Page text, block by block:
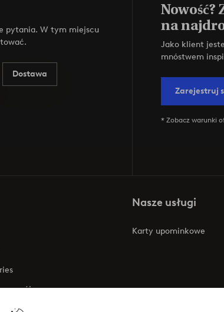
pytania. W tym miejscu
Dostawa
na
Jako klient
mnóstwem
Zarejestruj
* Zobacz warunki
rozwój
dostępności
Nasze usługi
Karty upominkowe